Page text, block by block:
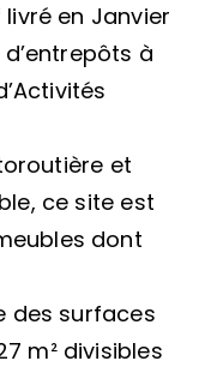
en Janvier
à
et
ce site est
dont
des surfaces
m² divisibles